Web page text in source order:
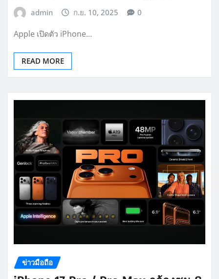
admin ก.ย. 10, 2025 0
Apple เปิดตัว iPhone…
READ MORE
ข่าวมือถือ